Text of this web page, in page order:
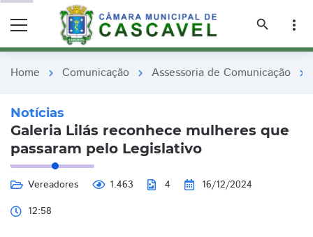
search
more_vert
Home chevron_right Comunicação chevron_right Assessoria de Comunicação chevron_right
Notícias
Galeria Lilás reconhece mulheres que
passaram pelo Legislativo
Vereadores 1.463 4
16/12/2024
12:58